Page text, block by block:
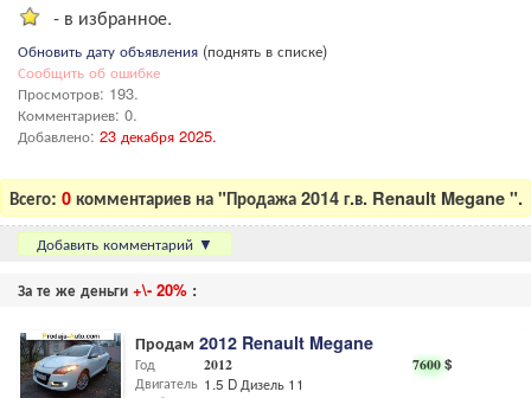
- в избранное.
Обновить дату объявления (поднять в списке)
Сообщить об ошибке
Просмотров: 193.
Комментариев: 0.
Добавлено: 23 декабря 2025.
Всего: 0 комментариев на "Продажа 2014 г.в. Renault Megane ".
Добавить комментарий ▼
За те же деньги +\- 20% :
Продам 2012 Renault Megane
7600$
Год
Двигатель
2012
1.5 D Дизель 110 л.с